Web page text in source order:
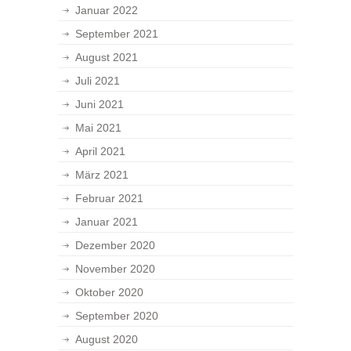
Januar 2022
September 2021
August 2021
Juli 2021
Juni 2021
Mai 2021
April 2021
März 2021
Februar 2021
Januar 2021
Dezember 2020
November 2020
Oktober 2020
September 2020
August 2020